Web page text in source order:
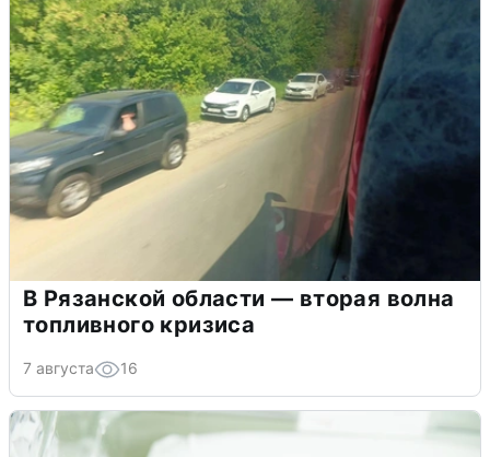
В Рязанской области — вторая волна
топливного кризиса
7 августа 16